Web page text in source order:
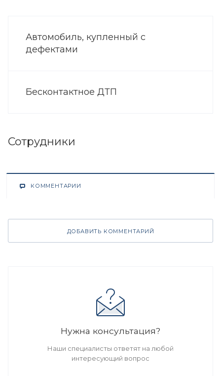
Автомобиль, купленный с
дефектами
Бесконтактное ДТП
Сотрудники
КОММЕНТАРИИ
ДОБАВИТЬ КОММЕНТАРИЙ
Нужна консультация?
Наши специалисты ответят на любой
интересующий вопрос